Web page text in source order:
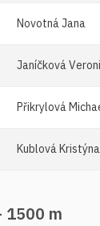
Novotná Jana
Janíčková
Přikrylová
Kublová Kristýna
1500 m